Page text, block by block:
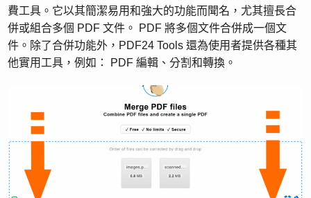
費工具。它以其簡潔易用和強大的功能而聞名，尤其擅長合
併或組合多個 PDF 文件。 PDF 將多個文件合併成一個文
件。除了合併功能外，PDF24 Tools 還為使用者提供各種其
他實用工具，例如： PDF 編輯、分割和轉換。